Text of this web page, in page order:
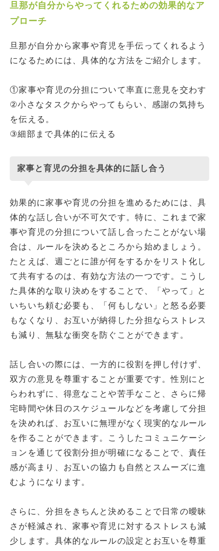
旦那が自分からやってくれるための効果的なア
プローチ
旦那が自分から家事や育児を手伝ってくれるよう
になるためには、具体的な方法をご紹介します。
①家事や育児の分担について率直に意見を交わす
②小さなタスクからやってもらい、感謝の気持ち
を伝える。
③細部まで具体的に伝える
家事と育児の分担を具体的に話し合う
効果的に家事や育児の分担を進めるためには、具
体的な話し合いが不可欠です。特に、これまで家
事や育児の分担について話し合ったことがない場
合は、ルールを決めるところから始めましょう。
たとえば、週ごとに誰が何をするかをリスト化し
て共有するのは、有効な方法の一つです。こうし
た具体的な取り決めをすることで、「やって」と
いちいち頼む必要も、「何もしない」と怒る必要
もなくなり、お互いが納得した分担ならストレス
も減り、無駄な衝突を防ぐことができます。
話し合いの際には、一方的に役割を押し付けず、
双方の意見を尊重することが重要です。性別にと
らわれずに、得意なことや苦手なこと、さらに帰
宅時間や休日のスケジュールなどを考慮して分担
を決めれば、お互いに無理がなく現実的なルール
を作ることができます。こうしたコミュニケーシ
ョンを通じて役割分担が明確になることで、責任
感が高まり、お互いの協力も自然とスムーズに進
むようになります。
さらに、分担をきちんと決めることで日常の曖昧
さが軽減され、家事や育児に対するストレスも減
少します。具体的なルールの設定とお互いを尊重